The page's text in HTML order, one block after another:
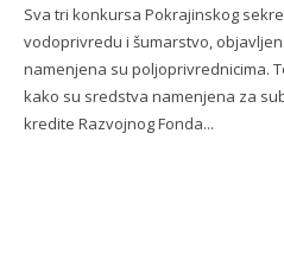
Sva tri konkursa Pokrajinskog
vodoprivredu i šumarstvo,
namenjena su poljoprivrednicima.
kako su sredstva namenjena za
kredite Razvojnog Fonda...